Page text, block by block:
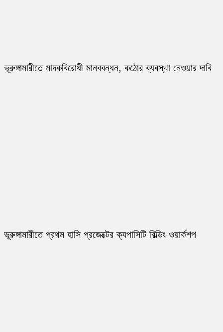
ভূরুঙ্গামারীতে মাদকবিরোধী মানববন্ধন, কঠোর ব্যবস্থা নেওয়ার দাবি
ভূরুঙ্গামারীতে প্রথম হাসি প্রজেক্টের ক্যপাসিটি বিল্ডিং ওয়ার্কশপ